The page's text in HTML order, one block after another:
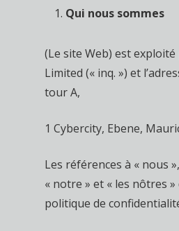
Qui nous sommes
(Le site Web) est
Limited (« inq. ») et
tour A,
1 Cybercity, Ebene,
Les références à « nous
« notre » et « les nôtres »
politique de